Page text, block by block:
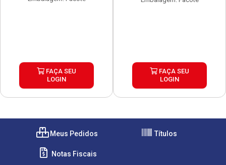
FAÇA SEU
LOGIN
FAÇA SEU
LOGIN
Meus Pedidos Títulos
Notas Fiscais